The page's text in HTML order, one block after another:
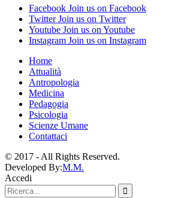
Facebook Join us on Facebook
Twitter Join us on Twitter
Youtube Join us on Youtube
Instagram Join us on Instagram
Home
Attualità
Antropologia
Medicina
Pedagogia
Psicologia
Scienze Umane
Contattaci
© 2017 - All Rights Reserved.
Developed By:M.M.
Accedi